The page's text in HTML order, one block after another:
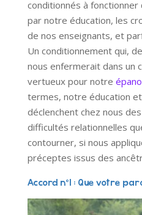
conditionnés à
par notre éducation, les
de nos enseignants, et
Un conditionnement qui,
nous enfermerait dans un
vertueux pour notre
termes, notre éducation
déclenchent chez nous
difficultés relationnelles
contourner, si nous
préceptes issus des
Accord n°1 : Que votre